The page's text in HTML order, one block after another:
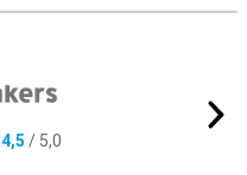
4,5 / 5,0